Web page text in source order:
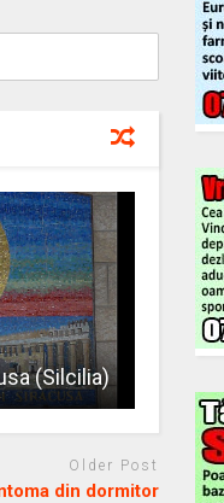
(Silcilia)
Older Post
din dormitor